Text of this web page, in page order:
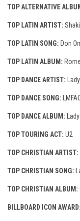
TOP ALTERNATIVE
TOP LATIN ARTIST:
TOP LATIN SONG: Don
TOP LATIN ALBUM:
TOP DANCE ARTIST:
TOP DANCE SONG:
TOP DANCE ALBUM:
TOP TOURING ACT: U2
TOP CHRISTIAN ARTIST:
TOP CHRISTIAN SONG:
TOP CHRISTIAN ALBUM:
BILLBOARD ICON AWARD: